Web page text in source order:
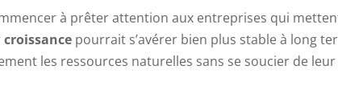
à prêter attention aux entreprises qui
croissance pourrait s’avérer bien plus stable à long
les ressources naturelles sans se soucier de leur